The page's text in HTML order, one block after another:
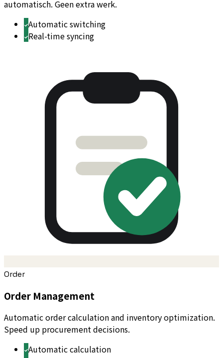
automatisch. Geen extra werk.
Automatic switching
Real-time syncing
Order
Order Management
Automatic order calculation and inventory optimization.
Speed up procurement decisions.
Automatic calculation